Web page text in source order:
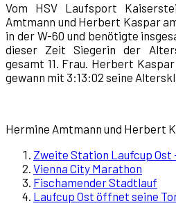
Vom HSV Laufsport
Amtmann und Herbert Kaspar
in der W-60 und benötigte
dieser Zeit Siegerin der
gesamt 11. Frau. Herbert
gewann mit 3:13:02 seine
Hermine Amtmann und Herbert
Zweite Station Laufcup Ost
Vienna City Marathon
Fischamender Stadtlauf
Laufcup Ost öffnet seine